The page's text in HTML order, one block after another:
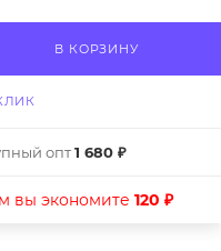
В КОРЗИНУ
опт1 680 ₽
вы экономите 120 ₽